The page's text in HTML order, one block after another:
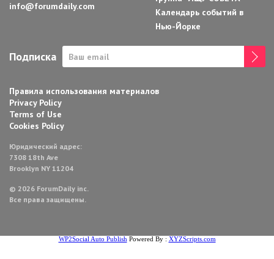
info@forumdaily.com
Календарь событий в
Нью-Йорке
Подписка
Правила использования материалов
Privacy Policy
Terms of Use
Cookies Policy
Юридический адрес:
7308 18th Ave
Brooklyn NY 11204
© 2026 ForumDaily inc.
Все права защищены.
WP2Social Auto Publish Powered By : XYZScripts.com